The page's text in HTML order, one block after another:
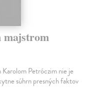
majstrom
Petróczim nie je
súhrn presných faktov